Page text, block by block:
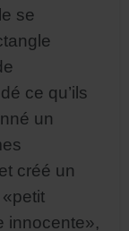
se
ce qu’ils
un
créé un
innocente»,